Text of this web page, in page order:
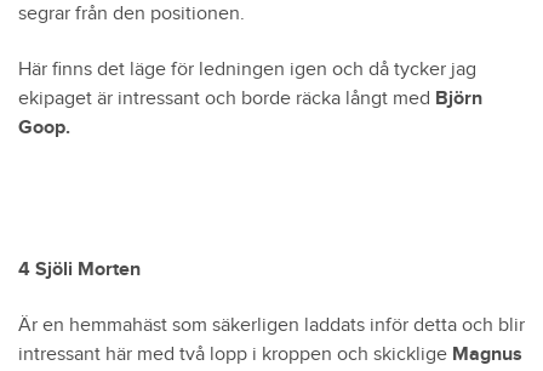
segrar från den positionen.
Här finns det läge för ledningen igen och då tycker jag
ekipaget är intressant och borde räcka långt med Björn
Goop.
4 Sjöli Morten
Är en hemmahäst som säkerligen laddats inför detta och blir
intressant här med två lopp i kroppen och skicklige Magnus